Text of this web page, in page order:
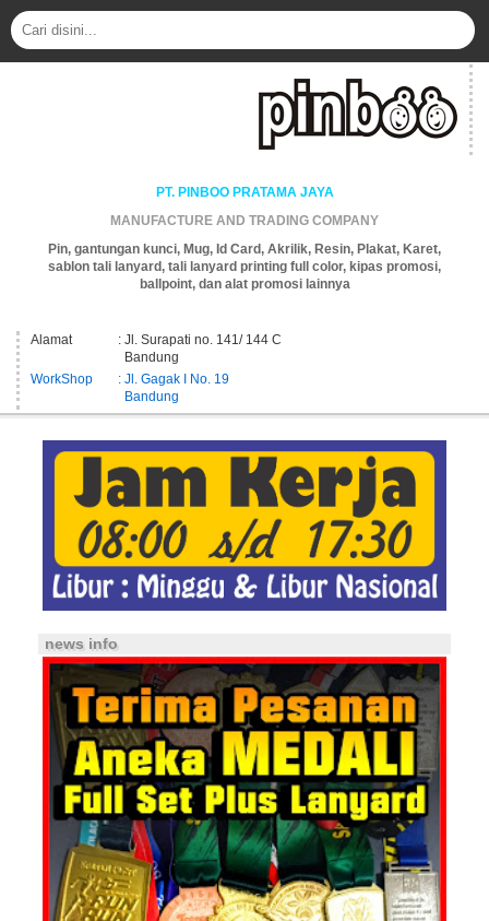
PT. PINBOO PRATAMA JAYA
MANUFACTURE AND TRADING COMPANY
Pin, gantungan kunci, Mug, Id Card, Akrilik, Resin, Plakat, Karet,
sablon tali lanyard, tali lanyard printing full color, kipas promosi,
ballpoint, dan alat promosi lainnya
Alamat
: Jl. Surapati no. 141/ 144 C
Bandung
WorkShop
: Jl. Gagak I No. 19
Bandung
news info